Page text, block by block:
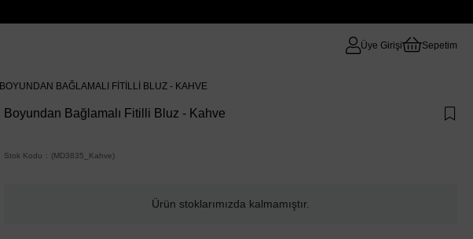
Üye Girişi Sepetim
BOYUNDAN BAĞLAMALI FITILLI BLUZ - KAHVE
Boyundan Bağlamalı Fitilli Bluz - Kahve
Stok Kodu (MD3835_Kahve)
Ürün stoklarımızda kalmamıştır.